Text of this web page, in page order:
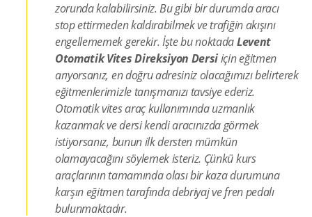
zorunda kalabilirsiniz. Bu gibi bir durumda aracı
stop ettirmeden kaldırabilmek ve trafiğin akışını
engellememek gerekir. İşte bu noktadaLevent
Otomatik Vites Direksiyon Dersiiçin eğitmen
arıyorsanız, en doğru adresiniz olacağımızı belirterek
eğitmenlerimizle tanışmanızı tavsiye ederiz.
Otomatik vites araç kullanımında uzmanlık
kazanmak ve dersi kendi aracınızda görmek
istiyorsanız, bunun ilk dersten mümkün
olamayacağını söylemek isteriz. Çünkü kurs
araçlarının tamamında olası bir kaza durumuna
karşın eğitmen tarafında debriyaj ve fren pedalı
bulunmaktadır.